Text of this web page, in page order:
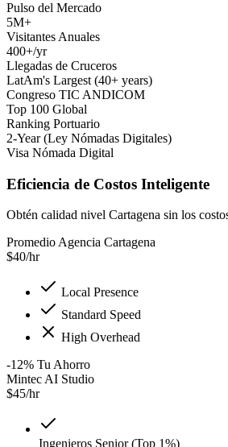
Pulso del Mercado
5M+
Visitantes Anuales
400+/yr
Llegadas de Cruceros
LatAm's Largest (40+ years)
Congreso TIC ANDICOM
Top 100 Global
Ranking Portuario
2-Year (Ley Nómadas Digitales)
Visa Nómada Digital
Eficiencia de Costos Inteligente
Obtén calidad nivel Cartagena sin los
Promedio Agencia Cartagena
$40/hr
Local Presence
Standard Speed
High Overhead
-12% Tu Ahorro
Mintec AI Studio
$45/hr
Ingenieros Senior (Top 1%)